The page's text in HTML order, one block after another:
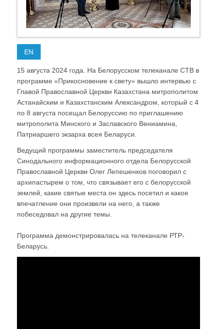
EN
15 августа 2024 года. На Белорусском телеканале СТВ в
программе «Прикосновение к свету» вышло интервью с
Главой Православной Церкви Казахстана митрополитом
Астанайским и Казахстанским Александром, который с 4
по 8 августа посещал Белоруссию по приглашению
митрополита Минского и Заславского Вениамина,
Патриаршего экзарха всея Беларуси.
Ведущий программы заместитель председателя
Синодального информационного отдела Белорусской
Православной Церкви Олег Лепешенков поговорил с
архипастырем о том, что связывает его с белорусской
землей, какие святые места он здесь посетил и какое
впечатление они произвели на него, а также
побеседовал на другие темы.
Программа демонстрировалась на телеканале РТР-
Беларусь.